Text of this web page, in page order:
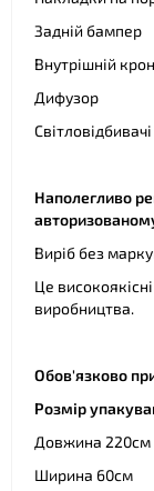
Задній бампер
Внутрішній
Дифузор
Наполегливо
Виріб без
Це
виробництва.
Обов'язково
Розмір
Довжина 220см
Ширина 60см